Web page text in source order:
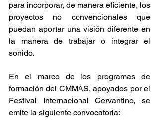
para incorporar, de manera eficiente, los
proyectos no convencionales que
puedan aportar una visión diferente en
la manera de trabajar o integrar el
sonido.
En el marco de los programas de
formación del CMMAS, apoyados por el
Festival Internacional Cervantino, se
emite la siguiente convocatoria: